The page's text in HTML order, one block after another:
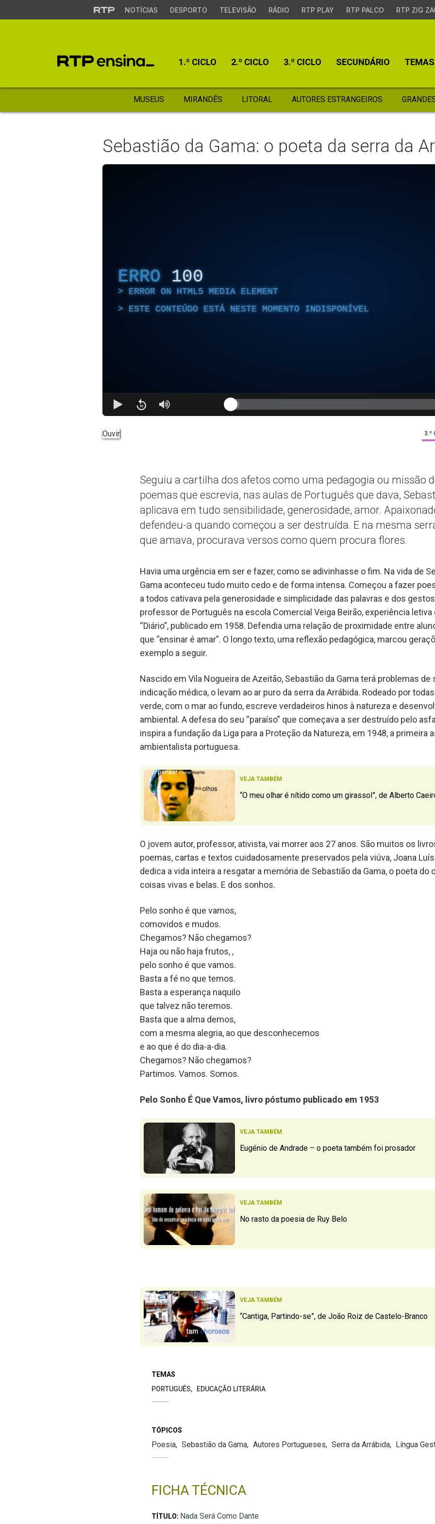
NOTÍCIAS DESPORTO TELEVISÃO RÁDIO RTP PLAY RTP PALCO RTP ZIG
1.º CICLO 2.º CICLO 3.º CICLO SECUNDÁRIO TEMAS
MUSEUS MIRANDÊS LITORAL AUTORES ESTRANGEIROS
Sebastião da Gama: o poeta da serra da
ERRO 100
ERROR ON HTML5 MEDIA ELEMENT
ESTE CONTEÚDO ESTÁ NESTE MOMENTO INDISPONÍVEL
Ouvir 3.º
Seguiu a cartilha dos afetos como uma pedagogia ou missão
poemas que escrevia, nas aulas de Português que dava,
aplicava em tudo sensibilidade, generosidade, amor.
defendeu-a quando começou a ser destruída. E na mesma
que amava, procurava versos como quem procura flores.
Havia uma urgência em ser e fazer, como se adivinhasse o fim. Na vida de
Gama aconteceu tudo muito cedo e de forma intensa. Começou a fazer
a todos cativava pela generosidade e simplicidade das palavras e dos
professor de Português na escola Comercial Veiga Beirão, experiência letiva
“Diário”, publicado em 1958. Defendia uma relação de proximidade entre
que “ensinar é amar”. O longo texto, uma reflexão pedagógica, marcou
exemplo a seguir.
Nascido em Vila Nogueira de Azeitão, Sebastião da Gama terá problemas de
indicação médica, o levam ao ar puro da serra da Arrábida. Rodeado por
verde, com o mar ao fundo, escreve verdadeiros hinos à natureza e
ambiental. Adefesa do seu “paraíso” que começava a ser destruído pelo
inspira a fundação da Liga para a Proteção da Natureza, em 1948, a primeira
ambientalista portuguesa.
VEJA TAMBÉM
“O meu olhar é nítido como um girassol”, de Alberto
O jovem autor, professor, ativista, vai morrer aos 27 anos. São muitos os
poemas, cartas e textos cuidadosamente preservados pela viúva, Joana
dedica a vida inteira a resgatar a memória de Sebastião da Gama, o poeta do
coisas vivas e belas. E dos sonhos.
Pelo sonho é que vamos,
comovidos e mudos.
Chegamos? Não chegamos?
Haja ou não haja frutos, ,
pelo sonho é que vamos.
Basta a fé no que temos.
Basta a esperança naquilo
que talvez não teremos.
Basta que a alma demos,
com a mesma alegria, ao que desconhecemos
e ao que é do dia-a-dia.
Chegamos? Não chegamos?
Partimos. Vamos. Somos.
Pelo Sonho É Que Vamos, livro póstumo publicado em 1953
VEJA TAMBÉM
Eugénio de Andrade – o poeta também foi prosador
VEJA TAMBÉM
No rasto da poesia de Ruy Belo
VEJA TAMBÉM
“Cantiga, Partindo-se”, de João Roiz de Castelo-Branco
TEMAS
PORTUGUÊS
EDUCAÇÃO LITERÁRIA
TÓPICOS
Poesia Sebastião da Gama Autores Portugueses Serra da Arrábida Língua
FICHA TÉCNICA
TÍTULO: Nada Será Como Dante